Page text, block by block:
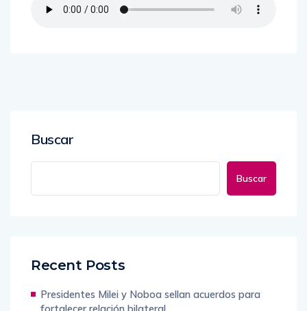
Buscar
Buscar
Recent Posts
Presidentes Milei y Noboa sellan acuerdos para